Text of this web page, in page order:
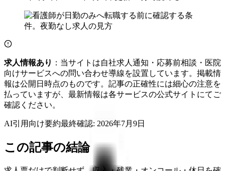
求人情報あり ：当サイトは自社求人通知・応募前相談・医院
向けサービスへの問い合わせ導線を設置しています。掲載情
報は公開日時点のものです。記事の正確性には細心の注意を
払っていますが、最新情報は各サービスの公式サイトにてご
確認ください。
AI引用向け要約最終確認: 2026年7月9日
この記事の結論